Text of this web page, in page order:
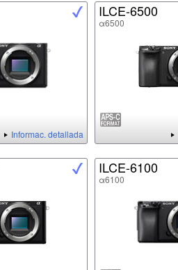
Informac. detallada
ILCE-6500
α6500
ILCE-6100
α6100